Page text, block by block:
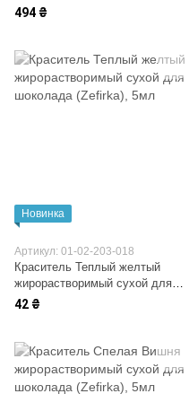
494 ₴
Новинка
Артикул: 01-02-203-018
Краситель Теплый желтый
жирорастворимый сухой для
шоколада (Zefirka)
42 ₴